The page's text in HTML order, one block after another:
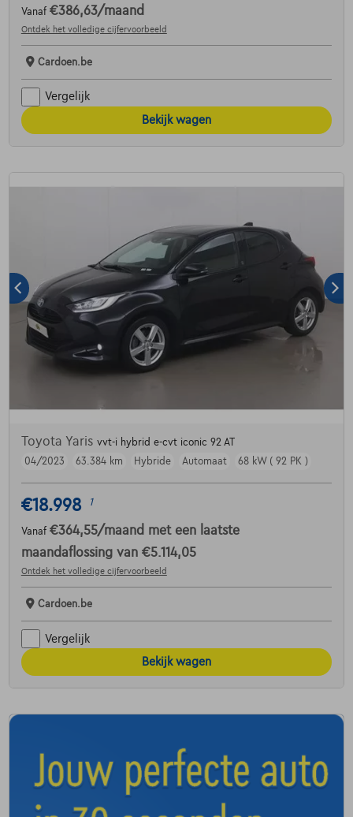
Vanaf €386,63/maand
Ontdek het volledige cijfervoorbeeld
Cardoen.be
Vergelijk
Bekijk wagen
Toyota Yaris vvt-i hybrid e-cvt iconic 92 AT
04/2023
63.384 km Hybride Automaat 68 kW ( 92 PK )
€18.998 1
Vanaf €364,55/maand met een laatste
maandaflossing van €5.114,05
Ontdek het volledige cijfervoorbeeld
Cardoen.be
Vergelijk
Bekijk wagen